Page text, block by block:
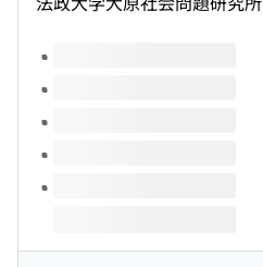
このタイトルの巻号